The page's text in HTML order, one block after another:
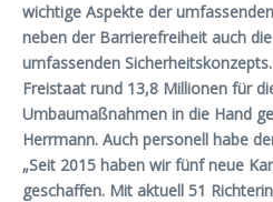
wichtige Aspekte der
neben der Barrierefreiheit auch
umfassenden
Freistaat rund 13,8 Millionen für
Umbaumaßnahmen in die Hand
Herrmann. Auch personell habe
„Seit 2015 haben wir fünf neue
geschaffen. Mit aktuell 51